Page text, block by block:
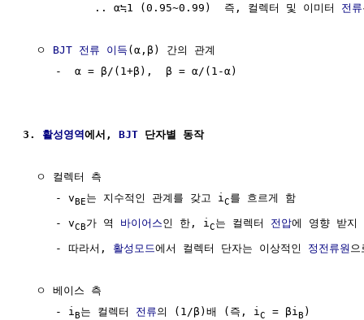
           .. α≒1 (0.95~0.99)  즉, 컬렉터 및 이미터
전류
  ㅇ
BJT 전류 이득 (α,β) 간의 관계
     -  α = β/(1+β),  β = α/(1-α)
3. 활성영역에서, BJT 단자별 동작
  ㅇ 컬렉터 측
     - v
BE는 지수적인 관계를 갖고 iC를 흐르게 함
     - v
CB가 역 바이어스인 한, iC는 컬렉터 전압에 영향 받지
     - 따라서,
활성모드에서 컬렉터 단자는 이상적인 정전류원
  ㅇ 베이스 측
     - i
B는 컬렉터 전류의 (1/β)배 (즉, i C = βi B )